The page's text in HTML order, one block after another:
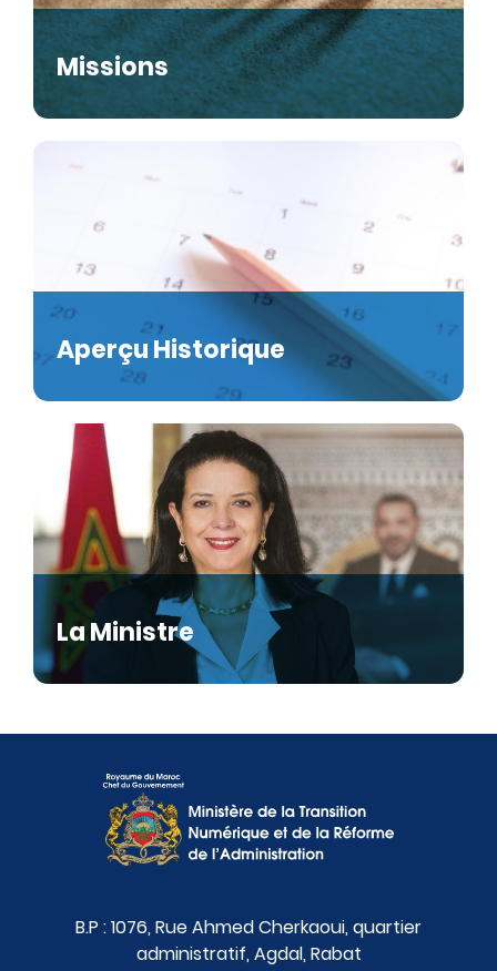
Missions
Aperçu Historique
La Ministre
B.P : 1076, Rue Ahmed Cherkaoui, quartier
administratif, Agdal, Rabat